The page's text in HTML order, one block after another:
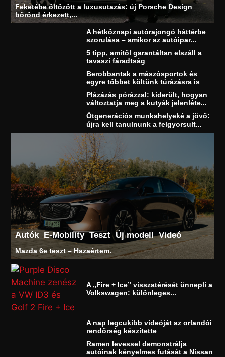
Feketébe öltözött a luxusutazás: új Porsche Design
bőrönd érkezett,...
A hétköznapi autórajongó háttérbe
szorulása – amikor az autóipar...
5 tipp, amitől garantáltan elszáll a
tavaszi fáradtság
Berobbantak a mászósportok és
egyre többet költünk túrázásra is
Plázázás pórázzal: kiderült, hogyan
változtatja meg a kutyák jelenléte...
Ötgenerációs munkahelyeké a jövő:
újra kell tanulnunk a felgyorsult...
Autók E-Mobility Teszt Új modell Videó
Mazda 6e teszt – Hazaértem.
A „Fire + Ice” visszatérését ünnepli a
Volkswagen: különleges...
A nap legcukibb videóját az orlandói
rendőrség készítette
Ramen levessel demonstrálja
autóinak kényelmes futását a Nissan